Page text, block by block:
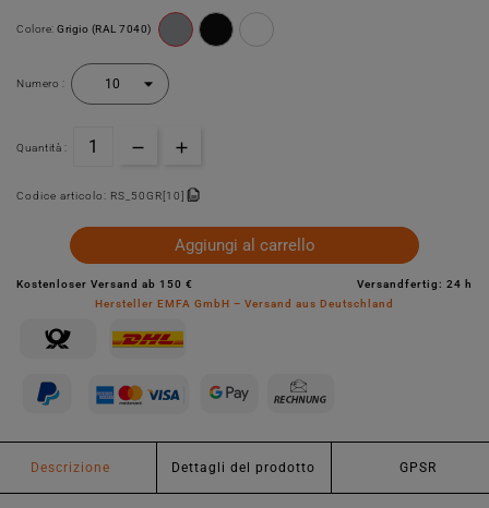
Colore: Grigio (RAL 7040)
Numero :
Quantità :
Codice articolo: RS_50GR[10]
Aggiungi al carrello
Kostenloser Versand ab 150 €
Versandfertig: 24 h
Hersteller EMFA GmbH – Versand aus Deutschland
Descrizione Dettagli del prodotto GPSR